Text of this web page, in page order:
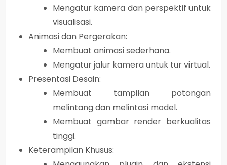
Mengatur kamera dan perspektif untuk
visualisasi.
Animasi dan Pergerakan:
Membuat animasi sederhana.
Mengatur jalur kamera untuk tur virtual.
Presentasi Desain:
Membuat tampilan potongan
melintang dan melintasi model.
Membuat gambar render berkualitas
tinggi.
Keterampilan Khusus: